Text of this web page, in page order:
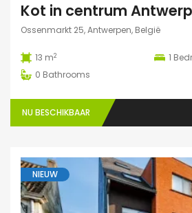
Ossenmarkt 25, Antwerpen, België
13 m2 1
0 Bathrooms
NU BESCHIKBAAR
NIEUW